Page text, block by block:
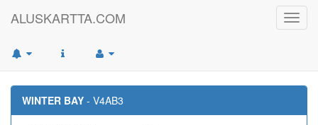
ALUSKARTTA.COM
WINTER BAY - V4AB3